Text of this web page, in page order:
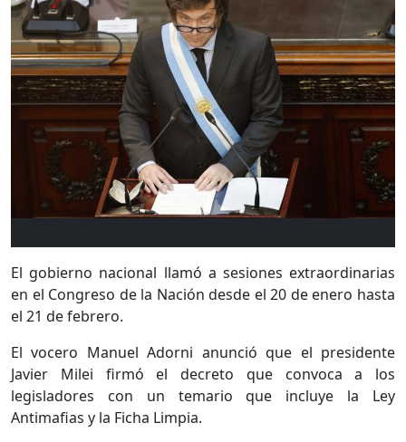
El gobierno nacional llamó a sesiones extraordinarias
en el Congreso de la Nación desde el 20 de enero hasta
el 21 de febrero.
El vocero Manuel Adorni anunció que el presidente
Javier Milei firmó el decreto que convoca a los
legisladores con un temario que incluye la Ley
Antimafias y la Ficha Limpia.